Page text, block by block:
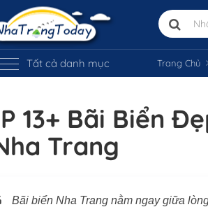
Tất cả danh mục Trang Chủ
13+ Bãi Biển
Trang
Bãi biển Nha Trang nằm ngay giữa